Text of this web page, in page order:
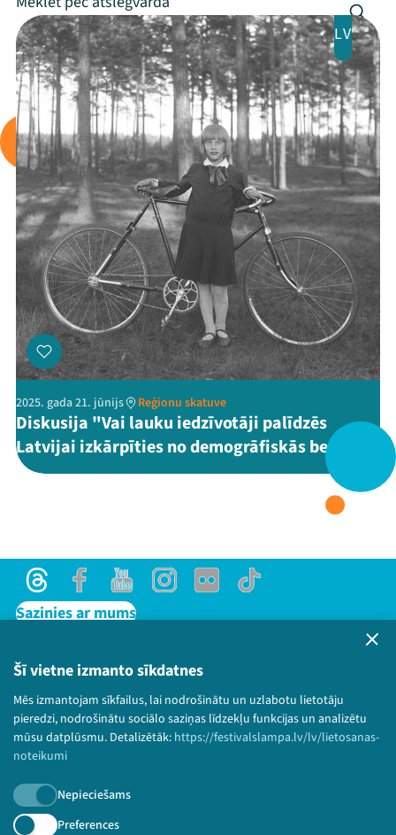
Šī vietne izmanto sīkdatnes
Mēs izmantojam sīkfailus, lai nodrošinātu un uzlabotu lietotāju
pieredzi, nodrošinātu sociālo saziņas līdzekļu funkcijas un analizētu
mūsu datplūsmu. Detalizētāk: https://festivalslampa.lv/lv/lietosanas-
noteikumi
Nepieciešams
Preferences
Programma
Arhīvs
Viņi bija LAMPĀ 2026
Jaunumi
Ziedo
Veikals
Kontakti
ThreadsFacebookYoutube
X Instagram
Flick TikTok
LV
2025. gada 21. jūnijs Reģionu skatuve
Diskusija "Vai lauku iedzīvotāji palīdzēs
Latvijai izkārpīties no demogrāfiskās bedres?"
ThreadsFacebookYoutubeInstagram
Flick TikTok
Sazinies ar mums
Lietošanas noteikumi un sīkdatņu politika
Bērnu aizsardzības politika
© 2026 Sarunu festivāls LAMPA Visas tiesības
paturētas.
Piesakies jaunumiem!